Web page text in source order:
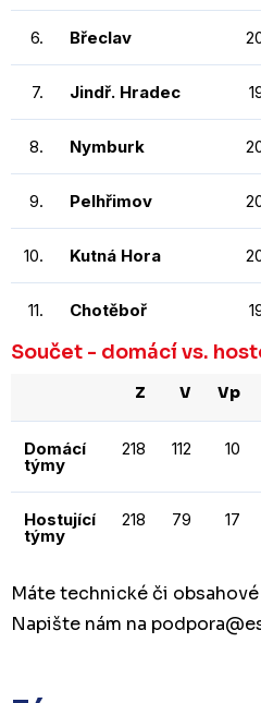
6. Břeclav
7. Jindř. Hradec
8. Nymburk
9. Pelhřimov
10. Kutná Hora
11. Chotěboř
Součet - domácí vs.
Z V Vp
Domácí
týmy
218 112 10
Hostující
týmy
218 79 17
Máte technické či
Napište nám na podpora